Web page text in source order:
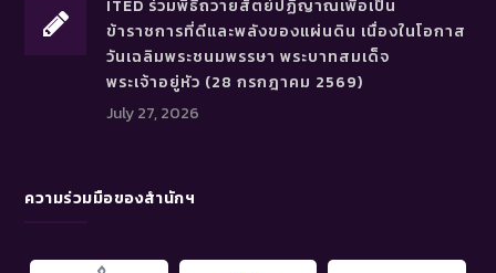
ITED ร่วมพิธีถวายสัตย์ปฏิญาณเพื่อเป็น
ข้าราชการที่ดีและพลังของแผ่นดิน เนื่องในโอกาส
วันเฉลิมพระชนมพรรษา พระบาทสมเด็จ
พระเจ้าอยู่หัว (28 กรกฎาคม 2569)
July 27, 2026
ความร่วมมือของสำนักฯ